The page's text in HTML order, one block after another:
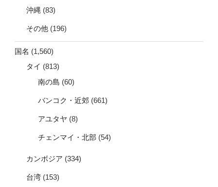
沖縄 (83)
その他 (196)
国名 (1,560)
タイ (813)
南の島 (60)
バンコク・近郊 (661)
アユタヤ (8)
チェンマイ・北部 (54)
カンボジア (334)
台湾 (153)